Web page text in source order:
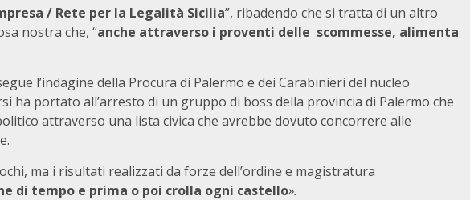
/ Rete per la Legalità Sicilia”, ribadendo che si tratta di un altro
nostra che, “anche attraverso i proventi delle scommesse, alimenta
l’indagine della Procura di Palermo e dei Carabinieri del nucleo
ha portato all’arresto di un gruppo di boss della provincia di Palermo che
attraverso una lista civica che avrebbe dovuto concorrere alle
ma i risultati realizzati da forze dell’ordine e magistratura
di tempo e prima o poi crolla ogni castello».